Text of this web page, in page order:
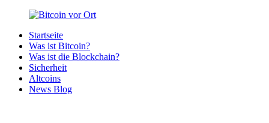
Zurück
Inhalt
Bitcoin
Bitcoins
deiner
Region
Startseite
Was ist Bitcoin?
Was ist die Blockchain?
Sicherheit
Altcoins
News Blog